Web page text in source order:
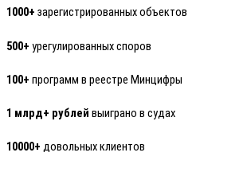
1000+ зарегистрированных объектов
500+ урегулированных споров
100+ программ в реестре Минцифры
1 млрд+ рублей выиграно в судах
10000+ довольных клиентов